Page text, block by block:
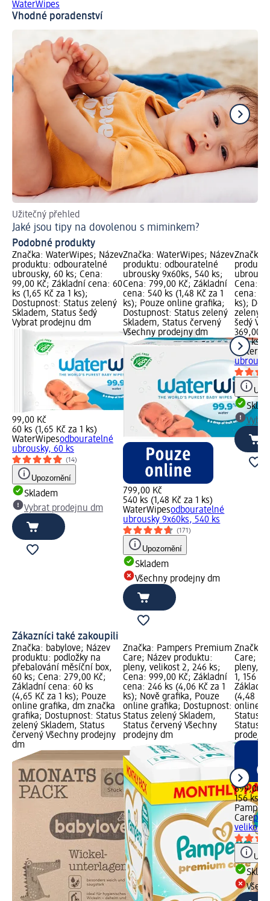
WaterWipes
Vhodné poradenství
Užitečný přehled
Jaké jsou tipy na dovolenou s miminkem?
Podobné produkty
Značka: WaterWipes; Název
produktu: odbouratelné
ubrousky, 60 ks; Cena:
99,00 Kč; Základní cena: 60
ks (1,65 Kč za 1 ks);
Dostupnost: Status zelený
Skladem, Status šedý
Vybrat prodejnu dm
99,00 Kč
60 ks (1,65 Kč za 1 ks)
WaterWipesodbouratelné
ubrousky, 60 ks
(14)
Upozornění
Skladem
Vybrat prodejnu dm
Značka: WaterWipes; Název
produktu: odbouratelné
ubrousky 9x60ks, 540 ks;
Cena: 799,00 Kč; Základní
cena: 540 ks (1,48 Kč za 1
ks); Pouze online grafika;
Dostupnost: Status zelený
Skladem, Status červený
Všechny prodejny dm
799,00 Kč
540 ks (1,48 Kč za 1 ks)
WaterWipesodbouratelné
ubrousky 9x60ks, 540 ks
(171)
Upozornění
Skladem
Všechny prodejny dm
Značka:
Cena:
cena:
ks);
zelený
šedý
369,00
240 ks
Zákazníci také zakoupili
Značka: babylove; Název
produktu: podložky na
přebalování měsíční box,
60 ks; Cena: 279,00 Kč;
Základní cena: 60 ks
(4,65 Kč za 1 ks); Pouze
online grafika, dm značka
grafika; Dostupnost: Status
zelený Skladem, Status
červený Všechny prodejny
dm
Značka: Pampers Premium
Care; Název produktu:
pleny, velikost 2, 246 ks;
Cena: 999,00 Kč; Základní
cena: 246 ks (4,06 Kč za 1
ks); Nově grafika, Pouze
online grafika; Dostupnost:
Status zelený Skladem,
Status červený Všechny
prodejny dm
Značka:
Care;
pleny,
1, 156
Základní
(4,48 Kč
online
Status
Status
699,00
156 ks
Care
velikost